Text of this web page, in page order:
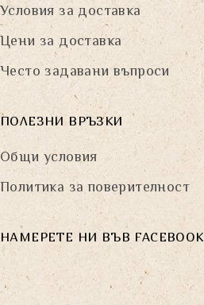
Условия за доставка
Цени за доставка
Често задавани въпроси
ПОЛЕЗНИ ВРЪЗКИ
Общи условия
Политика за поверителност
НАМЕРЕТЕ НИ ВЪВ FACEBOOK